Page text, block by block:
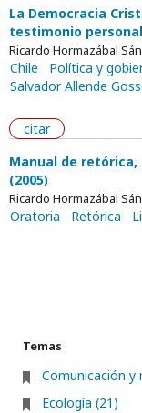
La Democracia
testimonio personal
Ricardo Hormazábal
Chile Política y
Salvador Allende
citar
Manual de
(2005)
Ricardo Hormazábal
Oratoria Retórica
Temas
Comunicación y
Ecología (21)